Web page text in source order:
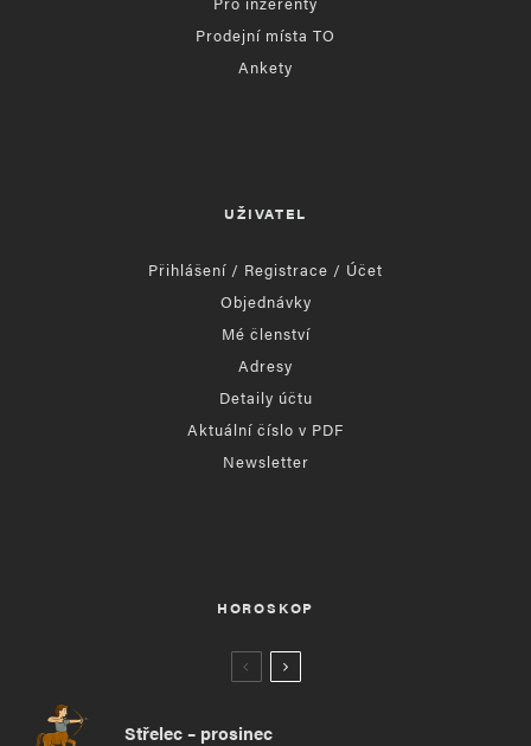
Prodejní místa TO
Ankety
UŽIVATEL
Přihlášení / Registrace / Účet
Objednávky
Mé členství
Adresy
Detaily účtu
Aktuální číslo v PDF
Newsletter
HOROSKOP
Střelec – prosinec